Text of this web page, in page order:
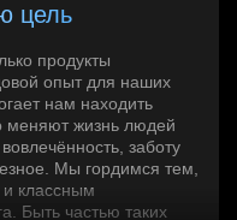
цель
продукты
опыт для наших
нам находить
меняют жизнь людей
заботу
Мы гордимся тем,
классным
Быть частью таких